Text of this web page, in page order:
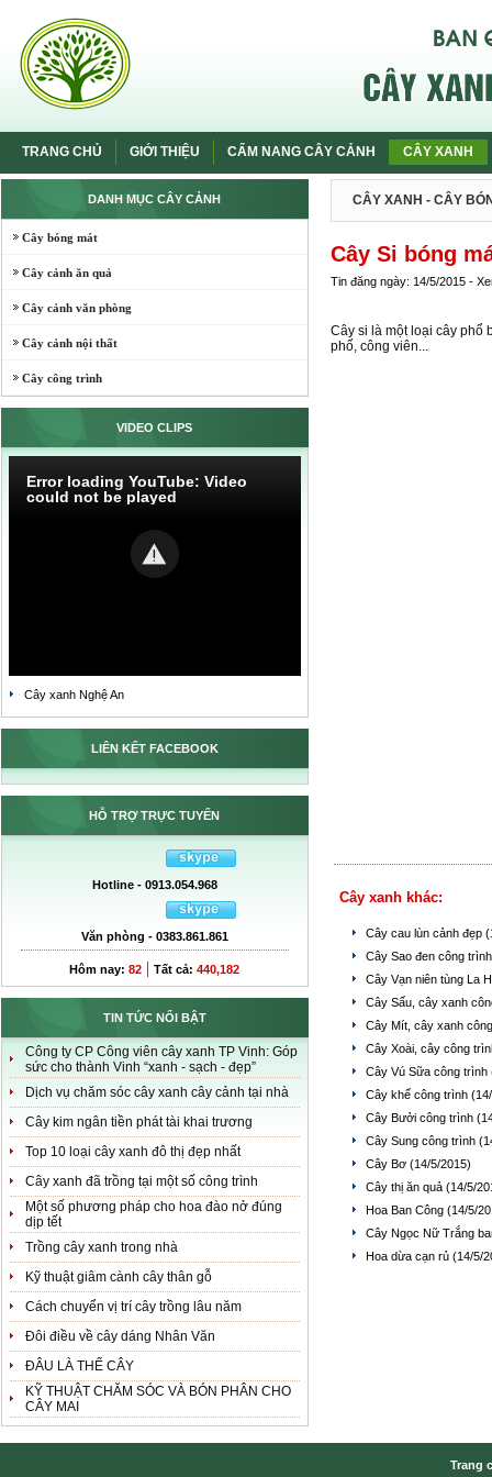
TRANG CHỦ GIỚI THIỆU CẨM NANG CÂY CẢNH CÂY XANH
DANH MỤC CÂY CẢNH
Cây bóng mát
Cây cảnh ăn quả
Cây cảnh văn phòng
Cây cảnh nội thất
Cây công trình
VIDEO CLIPS
Error loading YouTube: Video
could not be played
Cây xanh Nghệ An
LIÊN KẾT FACEBOOK
HỖ TRỢ TRỰC TUYẾN
Hotline - 0913.054.968
Văn phòng - 0383.861.861
Hôm nay: 82 | Tất cả: 440,182
TIN TỨC NỔI BẬT
Công ty CP Công viên cây xanh TP Vinh: Góp
sức cho thành Vinh “xanh - sạch - đẹp”
Dịch vụ chăm sóc cây xanh cây cảnh tại nhà
Cây kim ngân tiền phát tài khai trương
Top 10 loại cây xanh đô thị đẹp nhất
Cây xanh đã trồng tại một số công trình
Một số phương pháp cho hoa đào nở đúng
dịp tết
Trồng cây xanh trong nhà
Kỹ thuật giâm cành cây thân gỗ
Cách chuyển vị trí cây trồng lâu năm
Đôi điều về cây dáng Nhân Văn
ĐÂU LÀ THẾ CÂY
KỸ THUẬT CHĂM SÓC VÀ BÓN PHÂN CHO
CÂY MAI
CÂY XANH - CÂY
Cây Si bóng
Tin đăng ngày: 14/5/2015 -
Cây si là một loại cây phổ
phố, công viên...
Cây xanh khác:
Cây cau lùn cảnh đẹp
Cây Sao đen công
Cây Vạn niên tùng La
Cây Sấu, cây xanh
Cây Mít, cây xanh
Cây Xoài, cây công
Cây Vú Sữa công trình
Cây khế công trình
Cây Bưởi công trình
Cây Sung công trình
Cây Bơ (14/5/2015)
Cây thị ăn quả (14/5/
Hoa Ban Công (14/5/
Cây Ngọc Nữ Trắng
Hoa dừa cạn rủ (14/5/
Trang